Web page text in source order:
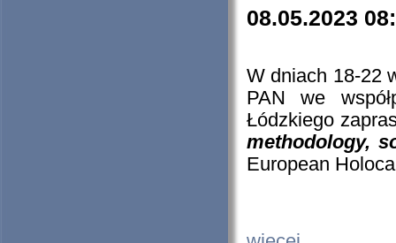
08.05.2023
W dniach 18-22
PAN we
Łódzkiego
methodology,
European